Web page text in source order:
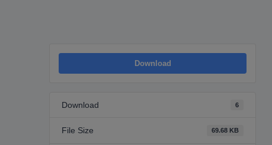
Download
Download 6
File Size 69.68 KB